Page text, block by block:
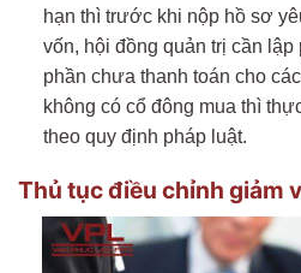
hạn thì trước khi nộp hồ sơ
vốn, hội đồng quản trị cần
phần chưa thanh toán cho
không có cổ đông mua thì
theo quy định pháp luật.
Thủ tục điều chỉnh giảm